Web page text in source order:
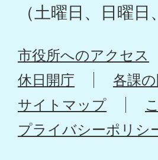
（土曜日、日曜
市役所へのアクセス
休日開庁
各課
サイトマップ
プライバシーポリシ